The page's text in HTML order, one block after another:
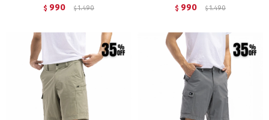
$ 990 $ 1.490 $ 990 $ 1.490